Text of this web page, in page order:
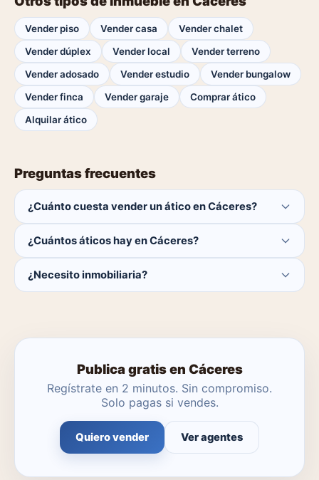
Vender piso Vender casa
Vender chalet
Vender dúplex
Vender local
Vender terreno
Vender adosado
Vender estudio
Vender bungalow
Vender finca
Vender garaje
Comprar ático
Alquilar ático
Preguntas frecuentes
¿Cuánto cuesta vender un ático en Cáceres?
cierra la venta.
¿Cuántos áticos hay en Cáceres?
catálogo se actualiza a diario.
¿Necesito inmobiliaria?
Publica gratis en Cáceres
Regístrate en 2 minutos. Sin compromiso.
Solo pagas si vendes.
Quiero vender Ver agentes